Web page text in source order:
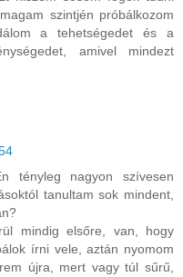
szintjén próbálkozom
a tehetségedet és a
amivel mindezt
tényleg nagyon szívesen
tanultam sok mindent,
mindig elsőre, van, hogy
írni vele, aztán nyomom
újra, mert vagy túl sűrű,